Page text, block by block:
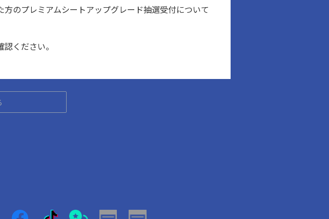
のプレミアムシートアップグレード抽選受付について
認ください。